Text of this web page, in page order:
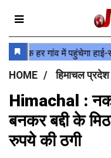
HOME हिमाचल प्रदेश
Himachal :
बनकर बद्दी के
रुपये की ठगी